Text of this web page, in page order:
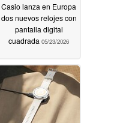
Casio lanza en Europa
dos nuevos relojes con
pantalla digital
cuadrada 05/23/2026